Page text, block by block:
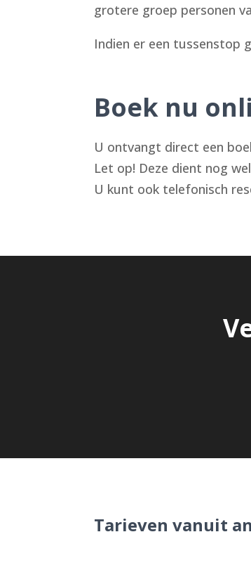
grotere groep personen
Indien er een tussenstop
Boek nu
U ontvangt direct een
Let op! Deze dient nog
U kunt ook telefonisch
Tarieven vanuit